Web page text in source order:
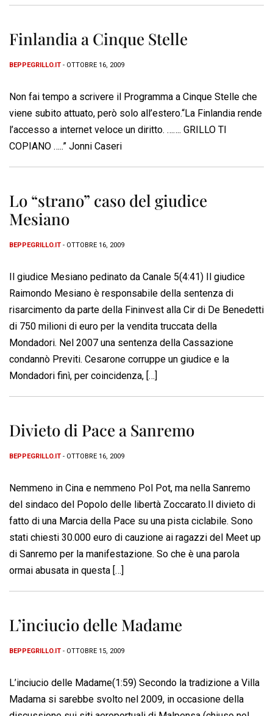
Finlandia a Cinque Stelle
BEPPEGRILLO.IT - OTTOBRE 16, 2009
Non fai tempo a scrivere il Programma a Cinque Stelle che
viene subito attuato, però solo all’estero.“La Finlandia rende
l’accesso a internet veloce un diritto. ……. GRILLO TI
COPIANO …..” Jonni Caseri
Lo “strano” caso del giudice
Mesiano
BEPPEGRILLO.IT - OTTOBRE 16, 2009
Il giudice Mesiano pedinato da Canale 5(4:41) Il giudice
Raimondo Mesiano è responsabile della sentenza di
risarcimento da parte della Fininvest alla Cir di De Benedetti
di 750 milioni di euro per la vendita truccata della
Mondadori. Nel 2007 una sentenza della Cassazione
condannò Previti. Cesarone corruppe un giudice e la
Mondadori finì, per coincidenza, […]
Divieto di Pace a Sanremo
BEPPEGRILLO.IT - OTTOBRE 16, 2009
Nemmeno in Cina e nemmeno Pol Pot, ma nella Sanremo
del sindaco del Popolo delle libertà Zoccarato.Il divieto di
fatto di una Marcia della Pace su una pista ciclabile. Sono
stati chiesti 30.000 euro di cauzione ai ragazzi del Meet up
di Sanremo per la manifestazione. So che è una parola
ormai abusata in questa […]
L’inciucio delle Madame
BEPPEGRILLO.IT - OTTOBRE 15, 2009
L’inciucio delle Madame(1:59) Secondo la tradizione a Villa
Madama si sarebbe svolto nel 2009, in occasione della